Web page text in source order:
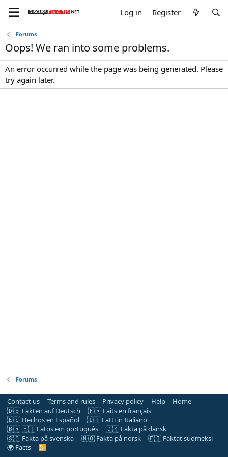
Log in Register
Forums
Oops! We ran into some problems.
An error occurred while the page was being generated. Please
try again later.
Forums
Contact us Terms and rules Privacy policy Help
Home
🇩🇪 Fakten auf Deutsch
🇫🇷 Faits en français
🇪🇸 Hechos en Español
🇮🇹 Fatti in Italiano
🇧🇷 🇵🇹 Fatos em português
🇩🇰 Fakta på dansk
🇸🇪 Fakta på svenska
🇳🇴 Fakta på norsk
🇫🇮 Faktat suomeksi
🌍 Facts
R